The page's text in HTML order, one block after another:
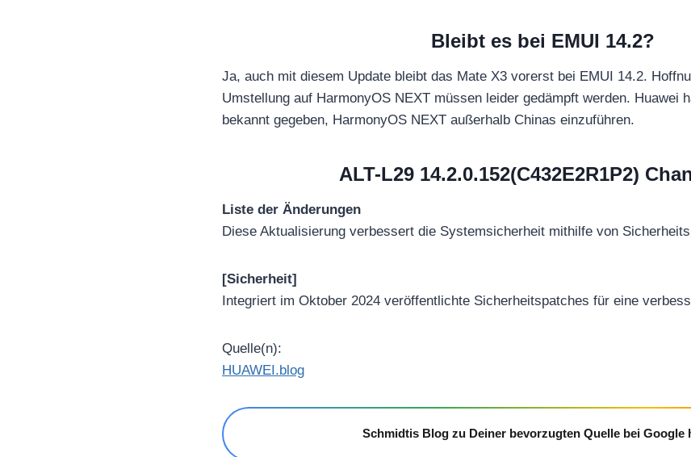
Bleibt es bei EMUI 14.2?
Ja, auch mit diesem Update bleibt das Mate X3 vorerst bei EMUI 14.2.
Umstellung auf HarmonyOS NEXT müssen leider gedämpft werden. Huawei
bekannt gegeben, HarmonyOS NEXT außerhalb Chinas einzuführen.
ALT-L29 14.2.0.152(C432E2R1P2)
Liste der Änderungen
Diese Aktualisierung verbessert die Systemsicherheit mithilfe von
[Sicherheit]
Integriert im Oktober 2024 veröffentlichte Sicherheitspatches für eine
Quelle(n):
HUAWEI.blog
Schmidtis Blog zu Deiner bevorzugten Quelle bei Google